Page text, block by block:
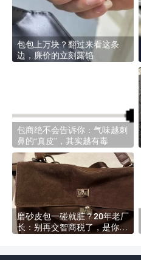
包包上万块？翻过来看这条
边，廉价的立刻露馅
包商绝不会告诉你：气味越刺
鼻的“真皮”，其实越有毒
磨砂皮包一碰就脏？20年老厂
长：别再交智商税了，是你不